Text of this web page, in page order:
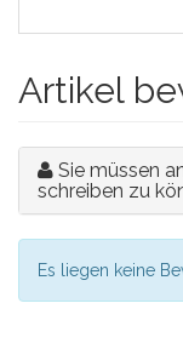
Artikel
Sie müssen
schreiben zu
Es liegen keine